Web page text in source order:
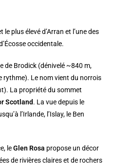
plus élevé d’Arran et l’une des
occidentale.
de Brodick (dénivelé ~840 m,
rythme). Le nom vient du norrois
La propriété du sommet
Scotland. La vue depuis le
l’Irlande, l’Islay, le Ben
leGlen Rosa propose un décor
de rivières claires et de rochers